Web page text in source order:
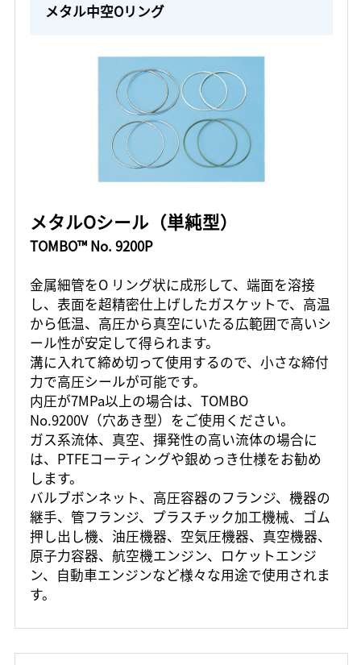
メタル中空Oリング
メタルOシール（単純型）
TOMBO™ No. 9200P
金属細管をO リング状に成形して、端面を溶接
し、表面を超精密仕上げしたガスケットで、高温
から低温、高圧から真空にいたる広範囲で高いシ
ール性が安定して得られます。
溝に入れて締め切って使用するので、小さな締付
力で高圧シールが可能です。
内圧が7MPa以上の場合は、TOMBO
No.9200V（穴あき型）をご使用ください。
ガス系流体、真空、揮発性の高い流体の場合に
は、PTFEコーティングや銀めっき仕様をお勧め
します。
バルブボンネット、高圧容器のフランジ、機器の
継手、管フランジ、プラスチック加工機械、ゴム
押し出し機、油圧機器、空気圧機器、真空機器、
原子力容器、航空機エンジン、ロケットエンジ
ン、自動車エンジンなど様々な用途で使用されま
す。